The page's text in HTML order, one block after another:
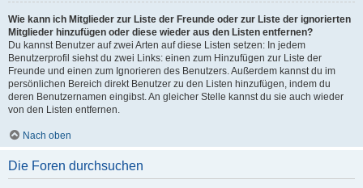
Wie kann ich Mitglieder zur Liste der Freunde oder zur Liste der ignorierten
Mitglieder hinzufügen oder diese wieder aus den Listen entfernen?
Du kannst Benutzer auf zwei Arten auf diese Listen setzen: In jedem
Benutzerprofil siehst du zwei Links: einen zum Hinzufügen zur Liste der
Freunde und einen zum Ignorieren des Benutzers. Außerdem kannst du im
persönlichen Bereich direkt Benutzer zu den Listen hinzufügen, indem du
deren Benutzernamen eingibst. An gleicher Stelle kannst du sie auch wieder
von den Listen entfernen.
Nach oben
Die Foren durchsuchen